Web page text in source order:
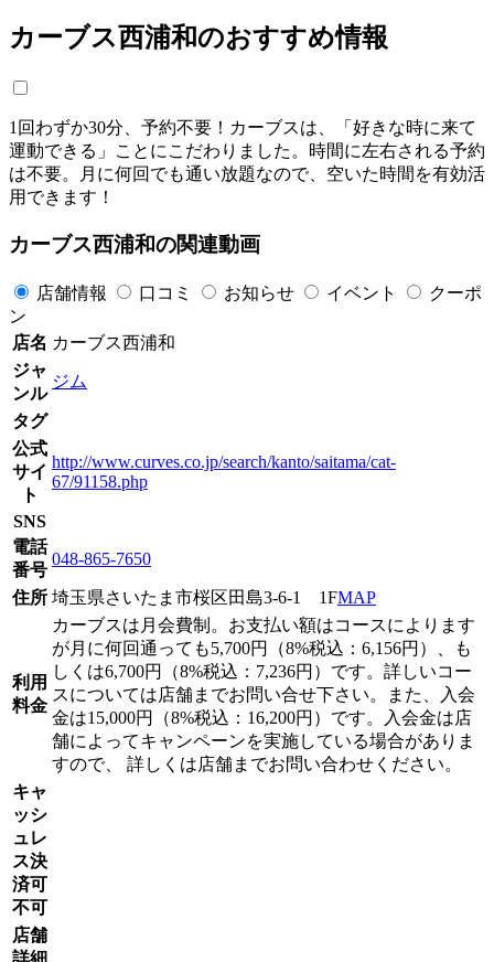
カーブス西浦和のおすすめ情報
1回わずか30分、予約不要！カーブスは、「好きな時に来て
運動できる」ことにこだわりました。時間に左右される予約
は不要。月に何回でも通い放題なので、空いた時間を有効活
用できます！
カーブス西浦和の関連動画
店舗情報 口コミ お知らせ イベント
クーポ
ン
店名 カーブス西浦和
ジャ
ンル
ジム
タグ
公式
サイ
ト
http://www.curves.co.jp/search/kanto/saitama/cat-
67/91158.php
SNS
電話
番号
048-865-7650
住所 埼玉県さいたま市桜区田島3-6-1 1FMAP
利用
料金
カーブスは月会費制。お支払い額はコースによります
が月に何回通っても5,700円（8%税込：6,156円）、も
しくは6,700円（8%税込：7,236円）です。詳しいコー
スについては店舗までお問い合せ下さい。また、入会
金は15,000円（8%税込：16,200円）です。入会金は店
舗によってキャンペーンを実施している場合がありま
すので、 詳しくは店舗までお問い合わせください。
キャ
ッシ
ュレ
ス決
済可
不可
店舗
詳細